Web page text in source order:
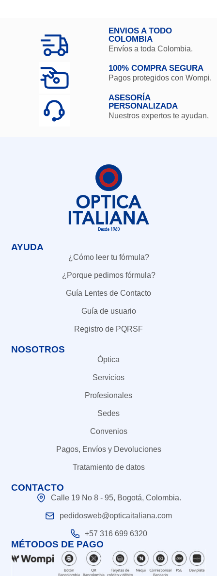
ENVIOS A TODO
COLOMBIA
Envíos a toda Colombia.
100% COMPRA SEGURA
Pagos protegidos con Wompi.
ASESORÍA
PERSONALIZADA
Nuestros expertos te ayudan,
AYUDA
¿Cómo leer tu fórmula?
¿Porque pedimos fórmula?
Guía Lentes de Contacto
Guía de usuario
Registro de PQRSF
NOSOTROS
Óptica
Servicios
Profesionales
Sedes
Convenios
Pagos, Envíos y Devoluciones
Tratamiento de datos
CONTACTO
Calle 19 No 8 - 95, Bogotá, Colombia.
pedidosweb@opticaitaliana.com
+57 316 699 6320
MÉTODOS DE PAGO